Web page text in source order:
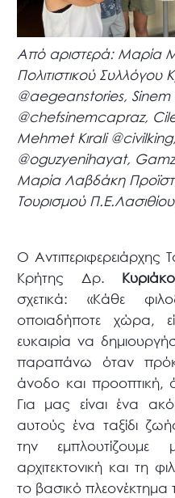
Από αριστερά: Μαρία
Πολιτιστικού
@aegeanstories,
@chefsinemcapraz,
Mehmet Kırali
@oguzyenihayat,
Μαρία Λαβδάκη
Τουρισμού
Ο Αντιπεριφερειάρχης
Κρήτης Δρ.
σχετικά: «Κάθε
οποιαδήποτε χώρα,
ευκαιρία να
παραπάνω όταν
άνοδο και προοπτική,
Για μας είναι ένα
αυτούς ένα ταξίδι
την
αρχιτεκτονική και τη
το βασικό